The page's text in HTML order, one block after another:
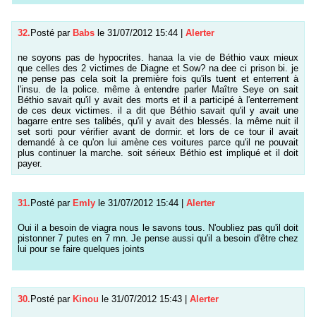
32. Posté par Babs le 31/07/2012 15:44 Alerter
ne soyons pas de hypocrites. hanaa la vie de Béthio vaux mieux
que celles des 2 victimes de Diagne et Sow? na dee ci prison bi. je
ne pense pas cela soit la première fois qu'ils tuent et enterrent à
l'insu. de la police. même à entendre parler Maître Seye on sait
Béthio savait qu'il y avait des morts et il a participé à l'enterrement
de ces deux victimes. il a dit que Béthio savait qu'il y avait une
bagarre entre ses talibés, qu'il y avait des blessés. la même nuit il
set sorti pour vérifier avant de dormir. et lors de ce tour il avait
demandé à ce qu'on lui amène ces voitures parce qu'il ne pouvait
plus continuer la marche. soit sérieux Béthio est impliqué et il doit
payer.
31. Posté par Emly le 31/07/2012 15:44 Alerter
Oui il a besoin de viagra nous le savons tous. N'oubliez pas qu'il doit
pistonner 7 putes en 7 mn. Je pense aussi qu'il a besoin d'être chez
lui pour se faire quelques joints
30. Posté par Kinou le 31/07/2012 15:43 Alerter